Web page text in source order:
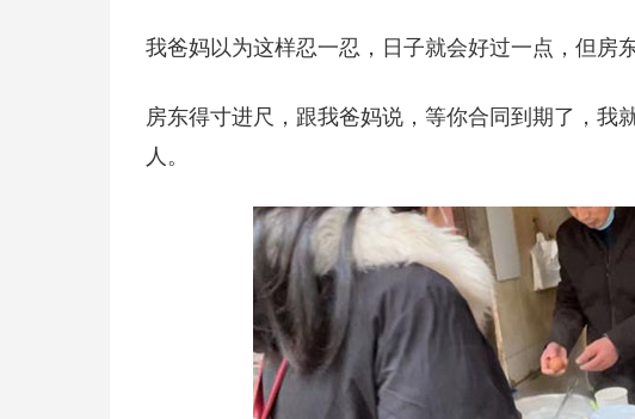
我爸妈以为这样忍一忍，日子就会好过一点，但房
房东得寸进尺，跟我爸妈说，等你合同到期了，我
人。